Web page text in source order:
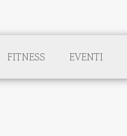
FITNESS EVENTI